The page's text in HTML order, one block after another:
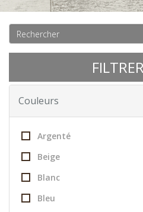
Couleurs
Argenté
Beige
Blanc
Bleu